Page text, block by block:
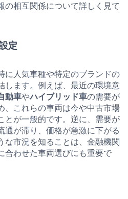
の相互関係について詳しく見て
定
に人気車種や特定のブランドの
します。例えば、最近の環境意
動車やハイブリッド車の需要が
、これらの車両は今や中古市場
とが一般的です。逆に、需要が
通が滞り、価格が急激に下がる
な市況を知ることは、金融機関
合わせた車両選びにも重要で